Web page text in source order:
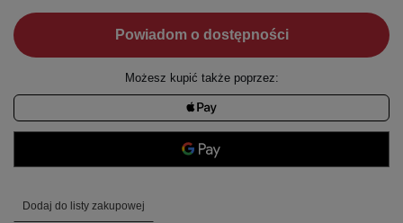
Powiadom o dostępności
Możesz kupić także poprzez:
Dodaj do listy zakupowej